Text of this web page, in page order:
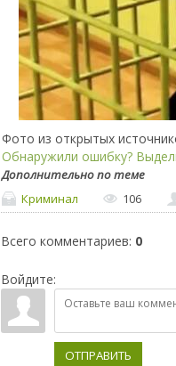
Фото из открытых
Обнаружили ошибку?
Дополнительно по теме
Криминал
106
Всего комментариев: 0
Войдите:
ОТПРАВИТЬ